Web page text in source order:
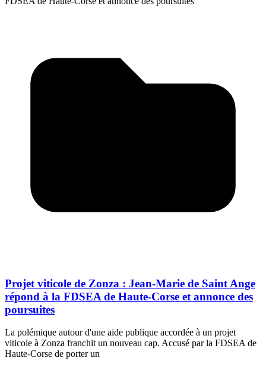
Projet viticole de Zonza : Jean-Marie de Saint Ange
répond à la FDSEA de Haute-Corse et annonce des
poursuites
La polémique autour d'une aide publique accordée à un projet
viticole à Zonza franchit un nouveau cap. Accusé par la FDSEA de
Haute-Corse de porter un